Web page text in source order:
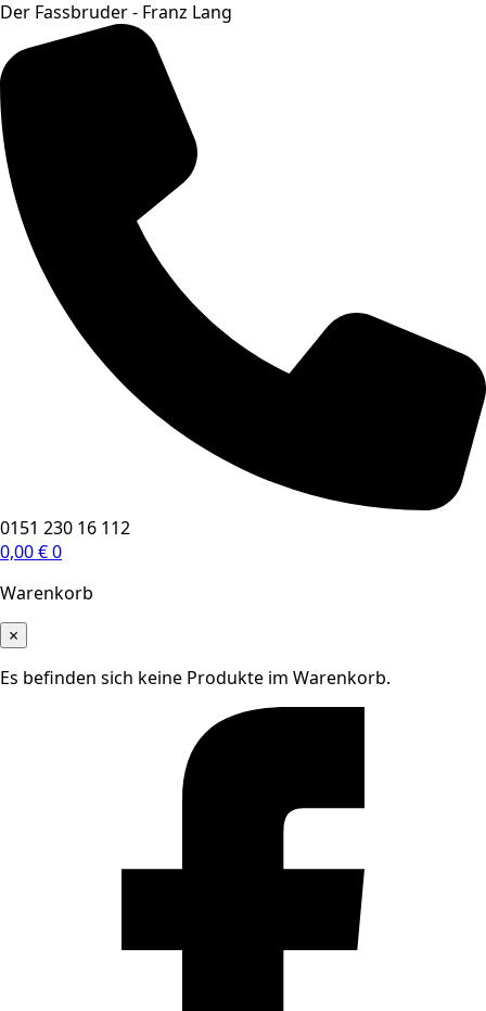
Der Fassbruder - Franz Lang
0151 230 16 112
0,00€0
Warenkorb
×
Es befinden sich keine Produkte im Warenkorb.